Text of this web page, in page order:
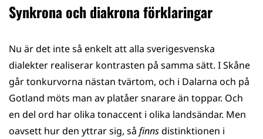
Synkrona och diakrona förklaringar
Nu är det inte så enkelt att alla sverigesvenska
dialekter realiserar kontrasten på samma sätt. I Skåne
går tonkurvorna nästan tvärtom, och i Dalarna och på
Gotland möts man av platåer snarare än toppar. Och
en del ord har olika tonaccent i olika landsändar. Men
oavsett hur den yttrar sig, så finnsdistinktionen i